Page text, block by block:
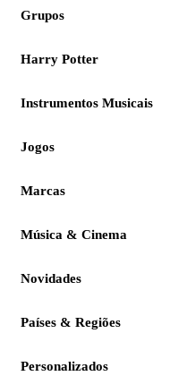
Grupos
Harry Potter
Instrumentos Musicais
Jogos
Marcas
Música & Cinema
Novidades
Países & Regiões
Personalizados